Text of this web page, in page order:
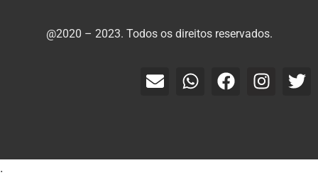
@2020 – 2023. Todos os direitos reservados.
.